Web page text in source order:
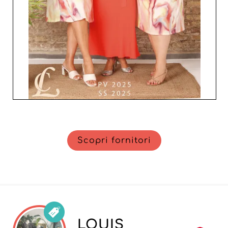
collaborando con un grossista che pone qualità e
servizio clienti al centro delle proprie priorità.
Scopri fornitori
LOUIS